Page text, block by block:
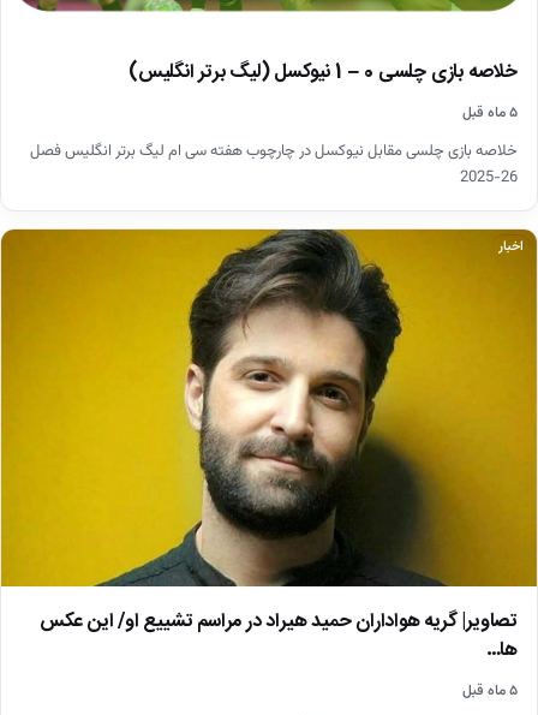
خلاصه بازی چلسی 0 – 1 نیوکسل (لیگ برتر انگلیس)
۵ ماه قبل
خلاصه بازی چلسی مقابل نیوکسل در چارچوب هفته سی ام لیگ برتر انگلیس فصل
26-2025
اخبار
تصاویر| گریه هواداران حمید هیراد در مراسم تشییع او/ این عکس
ها…
۵ ماه قبل